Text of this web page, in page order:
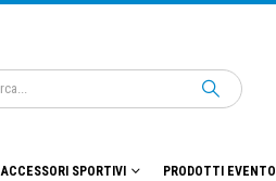
ACCESSORI SPORTIVI PRODOTTI EVENTO